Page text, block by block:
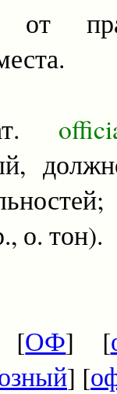
от
о. тон).
[ОФ] [
] [